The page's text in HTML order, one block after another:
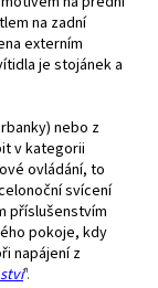
na zadní
externím
je stojánek a
nebo z
v kategorii
ovládání, to
svícení
příslušenstvím
pokoje, kdy
napájení z
".